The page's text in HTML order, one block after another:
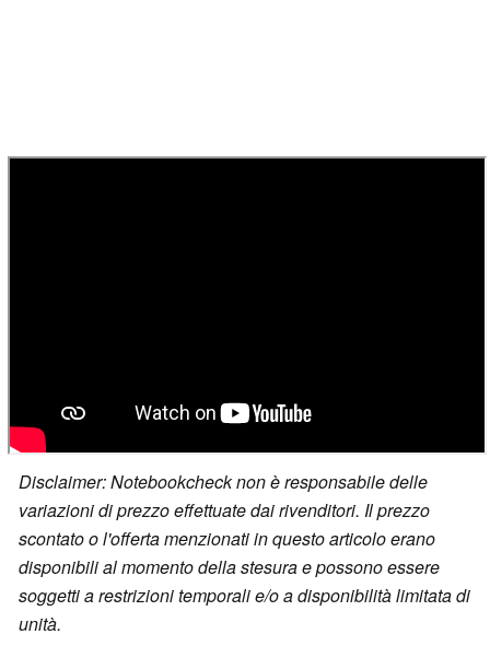
Disclaimer: Notebookcheck non è responsabile delle
variazioni di prezzo effettuate dai rivenditori. Il prezzo
scontato o l'offerta menzionati in questo articolo erano
disponibili al momento della stesura e possono essere
soggetti a restrizioni temporali e/o a disponibilità limitata di
unità.